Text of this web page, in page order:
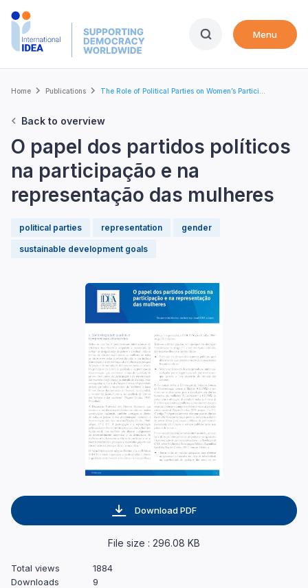
Skip
Menu
Breadcrumb
Home Publications The Role of Political Parties on Women’s Partici...
Back to overview
O papel dos partidos políticos
na participação e na
representação das mulheres
political parties representation gender
sustainable development goals
Download PDF
File size : 296.08 KB
Total views
1884
Downloads
9